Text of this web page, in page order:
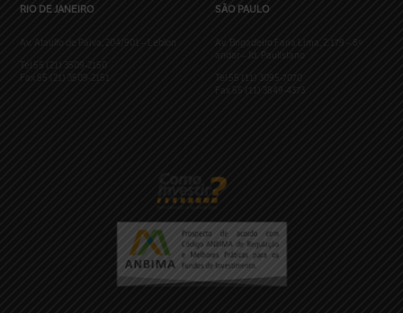
RIO DE JANEIRO
Av. Ataulfo de Paiva, 204/901 – Leblon
Tel 55 (21) 3509-2150
Fax 55 (21) 3509-2151
SÃO PAULO
Av. Brigadeiro Faria Lima, 2.179 – 8º
andar – Jd. Paulistano
Tel 55 (11) 3095-7070
Fax 55 (11) 3849-4373